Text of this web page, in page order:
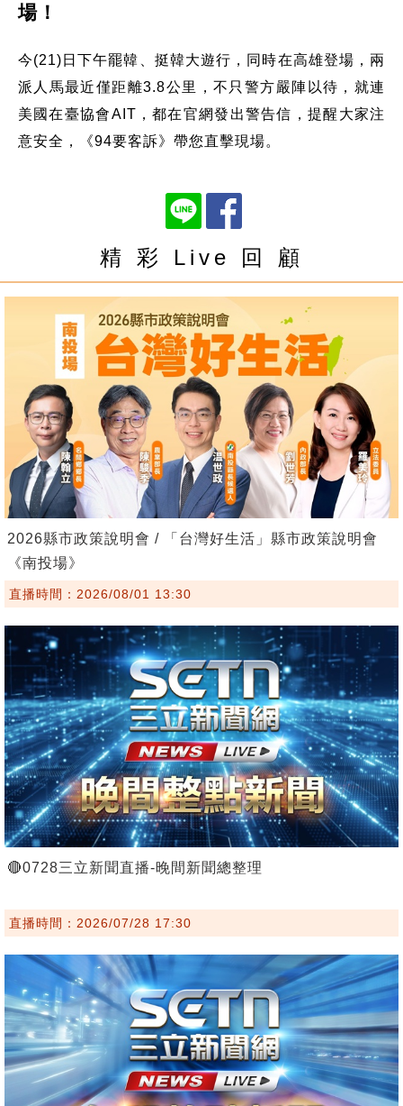
場！
今(21)日下午罷韓、挺韓大遊行，同時在高雄登場，兩
派人馬最近僅距離3.8公里，不只警方嚴陣以待，就連
美國在臺協會AIT，都在官網發出警告信，提醒大家注
意安全，《94要客訴》帶您直擊現場。
精 彩 Live 回 顧
2026縣市政策說明會 / 「台灣好生活」縣市政策說明會
《南投場》
直播時間：2026/08/01 13:30
🔴0728三立新聞直播-晚間新聞總整理
直播時間：2026/07/28 17:30